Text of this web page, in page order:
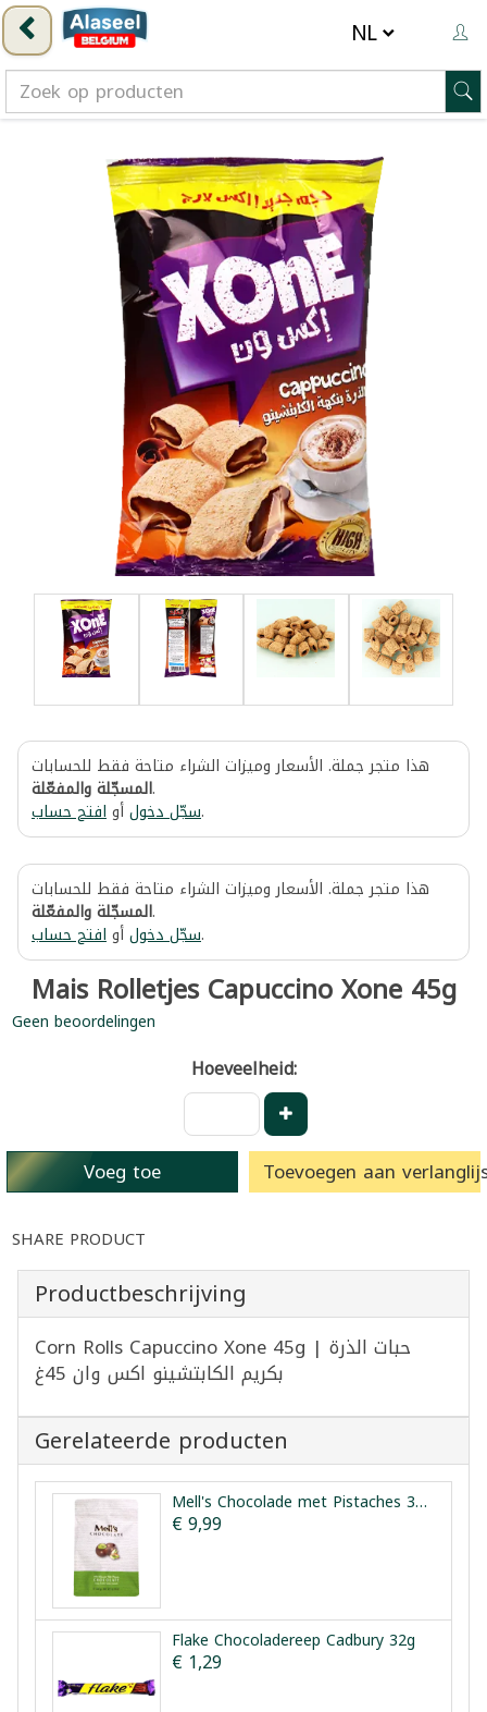
هذا متجر جملة. الأسعار وميزات الشراء متاحة فقط للحسابات
المسجّلة والمفعّلة.
سجّل دخولأوافتح حساب .
هذا متجر جملة. الأسعار وميزات الشراء متاحة فقط للحسابات
المسجّلة والمفعّلة.
سجّل دخولأوافتح حساب .
Mais Rolletjes Capuccino Xone 45g
Geen beoordelingen
Hoeveelheid:
Voeg toe Toevoegen aan
SHARE PRODUCT
Productbeschrijving
Corn Rolls Capuccino Xone 45g | حبات الذرة
بكريم الكابتشينو اكس وان 45غ
Gerelateerde producten
Mell's Chocolade met Pistaches 300g
€ 9,99
Flake Chocoladereep Cadbury 32g
€ 1,29